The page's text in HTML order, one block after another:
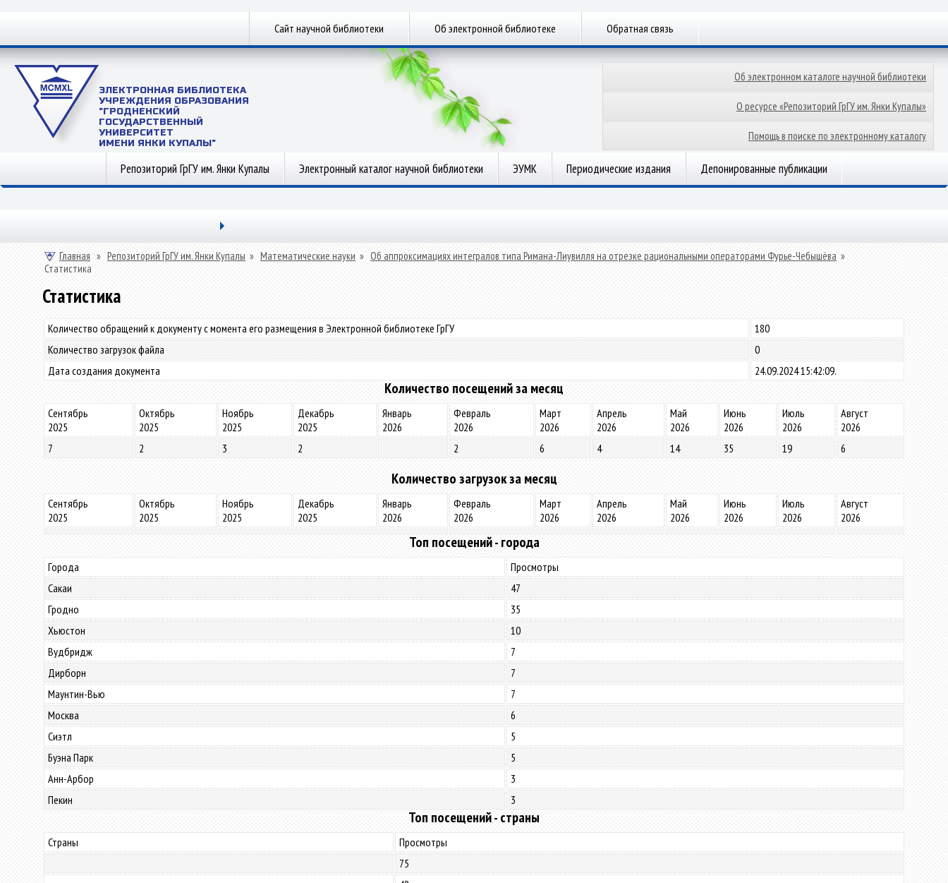
Сайт научной библиотеки Об электронной библиотеке Обратная связь
ЭЛЕКТРОННАЯ БИБЛИОТЕКА
УЧРЕЖДЕНИЯ ОБРАЗОВАНИЯ
"ГРОДНЕНСКИЙ
ГОСУДАРСТВЕННЫЙ
УНИВЕРСИТЕТ
ИМЕНИ ЯНКИ КУПАЛЫ"
Об электронном каталоге научной библиотеки
О ресурсе «Репозиторий ГрГУ им. Янки Купалы»
Помощь в поиске по электронному каталогу
Репозиторий ГрГУ им. Янки Купалы Электронный каталог научной библиотеки ЭУМК Периодические издания Депонированные публикации
Главная » Репозиторий ГрГУ им. Янки Купалы » Математические науки » Об аппроксимациях интегралов типа Римана-Лиувилля на отрезке рациональными операторами Фурье-Чебышёва »
Статистика
Статистика
Количество обращений к документу с момента его размещения в Электронной библиотеке ГрГУ
180
Количество загрузок файла
0
Дата создания документа
24.09.2024 15:42:09.
Количество посещений за месяц
Сентябрь
2025
Октябрь
2025
Ноябрь
2025
Декабрь
2025
Январь
2026
Февраль
2026
Март
2026
Апрель
2026
Май
2026
Июнь
2026
Июль
2026
Август
2026
7
2 3 2 2 6 4 14 35 19 6
Количество загрузок за месяц
Сентябрь
2025
Октябрь
2025
Ноябрь
2025
Декабрь
2025
Январь
2026
Февраль
2026
Март
2026
Апрель
2026
Май
2026
Июнь
2026
Июль
2026
Август
2026
Топ посещений - города
Города
Просмотры
Сакаи
47
Гродно
35
Хьюстон
10
Вудбридж
7
Дирборн
7
Маунтин-Вью
7
Москва
6
Сиэтл
5
Буэна Парк
5
Анн-Арбор
3
Пекин
3
Топ посещений - страны
Страны
Просмотры
75